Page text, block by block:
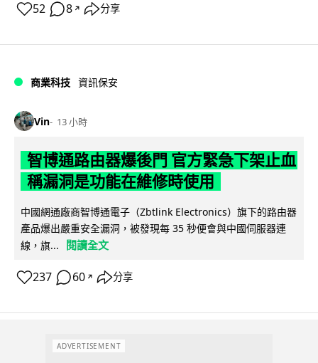
52 8 ↗ 分享
商業科技 資訊保安
Vin 13 小時
智博通路由器爆後門 官方緊急下架止血
稱漏洞是功能在維修時使用
中國網通廠商智博通電子（Zbtlink Electronics）旗下的路由器
產品爆出嚴重安全漏洞，被發現每 35 秒便會與中國伺服器連
線，旗...
閱讀全文
237 60 ↗ 分享
ADVERTISEMENT